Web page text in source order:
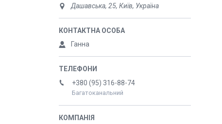
Дашавська, 25, Київ, Україна
Ганна
+380 (95) 316-88-74
Багатоканальний